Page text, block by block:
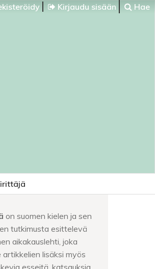
Kirjaudu sisään Hae
on suomen kielen ja sen
tutkimusta esittelevä
aikakauslehti, joka
artikkelien lisäksi myös
esseitä, katsauksia,